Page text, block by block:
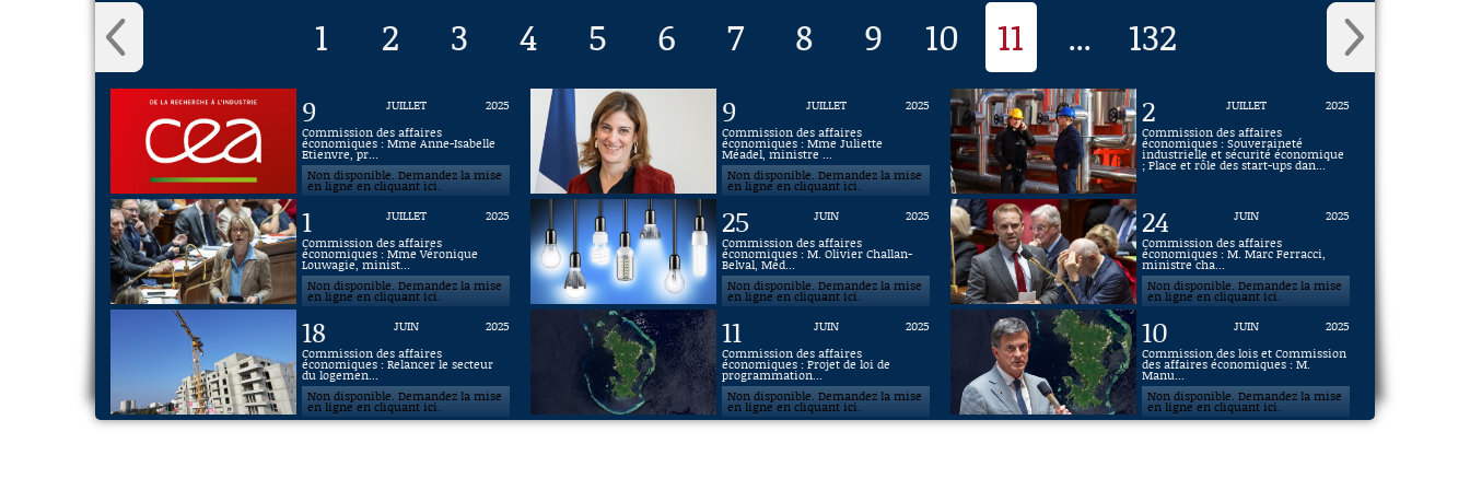
1 2 3 4 5 6 7 8 9 10 11 ... 132
9 JUILLET
2025
Commission des affaires
économiques : Mme Anne-Isabelle
Etienvre, pr...
Non disponible. Demandez la mise
en ligne en cliquant ici.
9 JUILLET
2025
Commission des affaires
économiques : Mme Juliette
Méadel, ministre ...
Non disponible. Demandez la mise
en ligne en cliquant ici.
2 JUILLET
2025
Commission des affaires
économiques : Souveraineté
industrielle et sécurité économique
; Place et rôle des start-ups dan...
1 JUILLET
2025
Commission des affaires
économiques : Mme Véronique
Louwagie, minist...
Non disponible. Demandez la mise
en ligne en cliquant ici.
25 JUIN
2025
Commission des affaires
économiques : M. Olivier Challan-
Belval, Méd...
Non disponible. Demandez la mise
en ligne en cliquant ici.
24 JUIN
2025
Commission des affaires
économiques : M. Marc Ferracci,
ministre cha...
Non disponible. Demandez la mise
en ligne en cliquant ici.
18 JUIN
2025
Commission des affaires
économiques : Relancer le secteur
du logemen...
Non disponible. Demandez la mise
en ligne en cliquant ici.
11 JUIN
2025
Commission des affaires
économiques : Projet de loi de
programmation...
Non disponible. Demandez la mise
en ligne en cliquant ici.
10 JUIN
2025
Commission des lois et Commission
des affaires économiques : M.
Manu...
Non disponible. Demandez la mise
en ligne en cliquant ici.